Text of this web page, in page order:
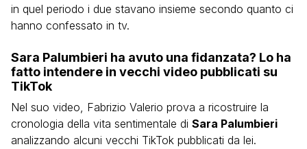
in quel periodo i due stavano insieme secondo quanto ci
hanno confessato in tv.
Sara Palumbieri ha avuto una fidanzata? Lo ha
fatto intendere in vecchi video pubblicati su
TikTok
Nel suo video, Fabrizio Valerio prova a ricostruire la
cronologia della vita sentimentale di Sara Palumbieri
analizzando alcuni vecchi TikTok pubblicati da lei.